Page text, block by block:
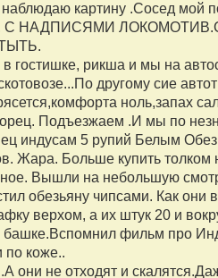
картину .Сосед
С НАДПИСЯМИ
гостишке, рикша и мы на
другому сие
ноль,запах
Подъезжаем .И мы по
индусам 5 рупий Белым
Жара. Больше купить толком
Вышли на небольшую
обезьяну чипсами. Как
верхом, а их штук 20 и
башке.Вспомнил фильм про
по коже..
они не отходят и